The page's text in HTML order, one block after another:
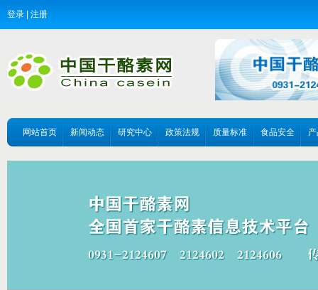
登录 注册
网站首页 新闻动态 研究中心 政策法规 质量标准 食品安全